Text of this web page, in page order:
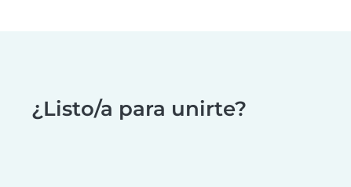
¿Listo/a para unirte?